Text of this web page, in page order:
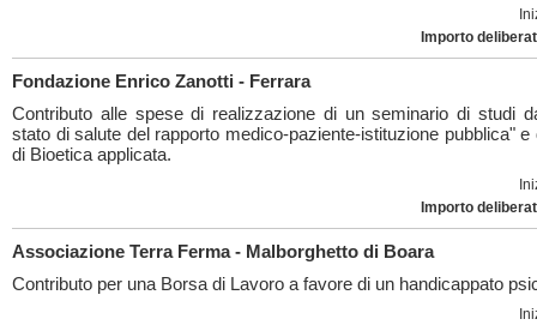
Importo
Fondazione Enrico Zanotti - Ferrara
Contributo alle spese di realizzazione di un seminario di studi
stato di salute del rapporto medico-paziente-istituzione pubblica" e
di Bioetica applicata.
Importo
Associazione Terra Ferma - Malborghetto di Boara
Contributo per una Borsa di Lavoro a favore di un handicappato